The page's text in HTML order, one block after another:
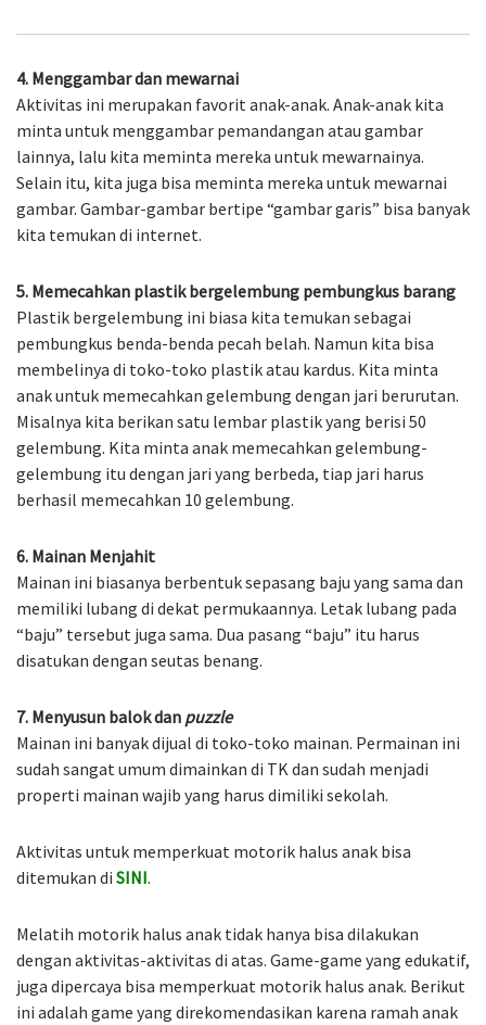
4. Menggambar dan mewarnai
Aktivitas ini merupakan favorit anak-anak. Anak-anak kita
minta untuk menggambar pemandangan atau gambar
lainnya, lalu kita meminta mereka untuk mewarnainya.
Selain itu, kita juga bisa meminta mereka untuk mewarnai
gambar. Gambar-gambar bertipe “gambar garis” bisa banyak
kita temukan di internet.
5. Memecahkan plastik bergelembung pembungkus barang
Plastik bergelembung ini biasa kita temukan sebagai
pembungkus benda-benda pecah belah. Namun kita bisa
membelinya di toko-toko plastik atau kardus. Kita minta
anak untuk memecahkan gelembung dengan jari berurutan.
Misalnya kita berikan satu lembar plastik yang berisi 50
gelembung. Kita minta anak memecahkan gelembung-
gelembung itu dengan jari yang berbeda, tiap jari harus
berhasil memecahkan 10 gelembung.
6. Mainan Menjahit
Mainan ini biasanya berbentuk sepasang baju yang sama dan
memiliki lubang di dekat permukaannya. Letak lubang pada
“baju” tersebut juga sama. Dua pasang “baju” itu harus
disatukan dengan seutas benang.
7. Menyusun balok dan puzzle
Mainan ini banyak dijual di toko-toko mainan. Permainan ini
sudah sangat umum dimainkan di TK dan sudah menjadi
properti mainan wajib yang harus dimiliki sekolah.
Aktivitas untuk memperkuat motorik halus anak bisa
ditemukan di SINI.
Melatih motorik halus anak tidak hanya bisa dilakukan
dengan aktivitas-aktivitas di atas. Game-game yang edukatif,
juga dipercaya bisa memperkuat motorik halus anak. Berikut
ini adalah game yang direkomendasikan karena ramah anak